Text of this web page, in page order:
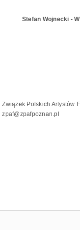
Stefan Wojnecki -
Związek Polskich Artystów
zpaf@zpafpoznan.pl